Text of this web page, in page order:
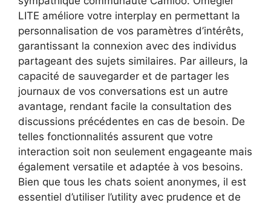
LITE améliore votre interplay en permettant la
personnalisation de vos paramètres d’intérêts,
garantissant la connexion avec des individus
partageant des sujets similaires. Par ailleurs, la
capacité de sauvegarder et de partager les
journaux de vos conversations est un autre
avantage, rendant facile la consultation des
discussions précédentes en cas de besoin. De
telles fonctionnalités assurent que votre
interaction soit non seulement engageante mais
également versatile et adaptée à vos besoins.
Bien que tous les chats soient anonymes, il est
essentiel d’utiliser l’utility avec prudence et de